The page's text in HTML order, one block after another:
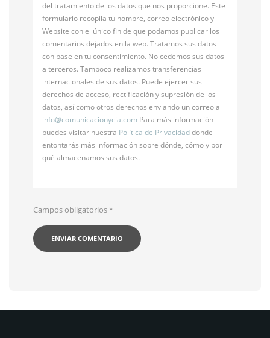
del tratamiento de los datos que nos proporcione. Este
formulario recopila tu nombre, correo electrónico y
Website con el único fin de que podamos publicar los
comentarios dejados en la web. Tratamos sus datos
con base en tu consentimiento. No cedemos sus datos
a terceros. Tampoco realizamos transferencias
internacionales de sus datos. Puede ejercer sus
derechos de acceso, rectificación y supresión de los
datos, así como otros derechos enviando un correo a
info@comunicacionycia.com Para más información
puedes visitar nuestra Política de Privacidaddonde
entontarás más información sobre dónde, cómo y por
qué almacenamos sus datos.
Campos obligatorios*